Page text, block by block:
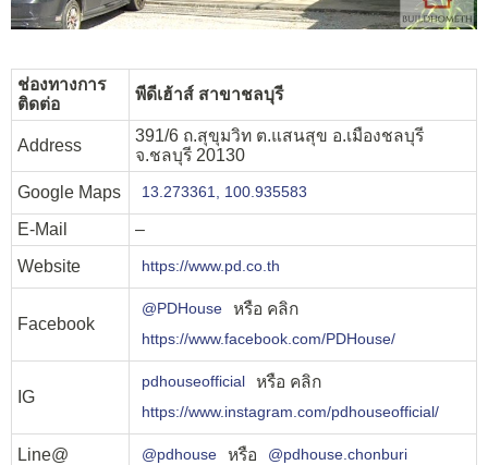
ช่องทางการ
ติดต่อ
พีดีเฮ้าส์ สาขาชลบุรี
Address
391/6 ถ.สุขุมวิท ต.แสนสุข อ.เมืองชลบุรี
จ.ชลบุรี 20130
Google Maps
13.273361, 100.935583
E-Mail
–
Website
https://www.pd.co.th
Facebook
@PDHouse หรือ คลิก
https://www.facebook.com/PDHouse/
IG
pdhouseofficial หรือ คลิก
https://www.instagram.com/pdhouseofficial/
Line@ @pdhouse หรือ @pdhouse.chonburi